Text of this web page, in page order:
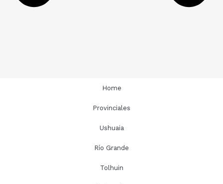
Home
Provinciales
Ushuaia
Río Grande
Tolhuin